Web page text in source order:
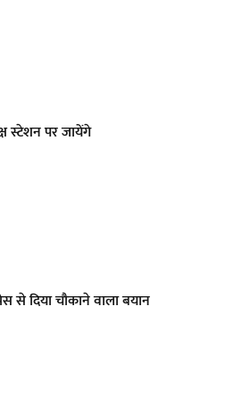
स्टेशन पर जायेंगे
दिया चौकाने वाला बयान